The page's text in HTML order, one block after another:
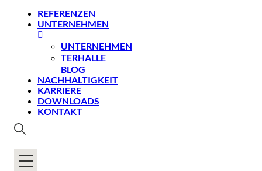
REFERENZEN
UNTERNEHMEN
UNTERNEHMEN
TERHALLE
BLOG
NACHHALTIGKEIT
KARRIERE
DOWNLOADS
KONTAKT